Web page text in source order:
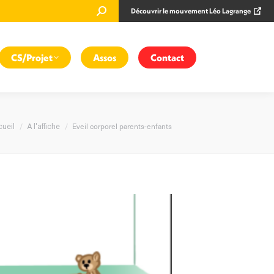
Recherche
:
Découvrir le mouvement Léo Lagrange
CS/Projet Assos Contact
êtes ici :
A l'affiche Eveil corporel parents-enfants